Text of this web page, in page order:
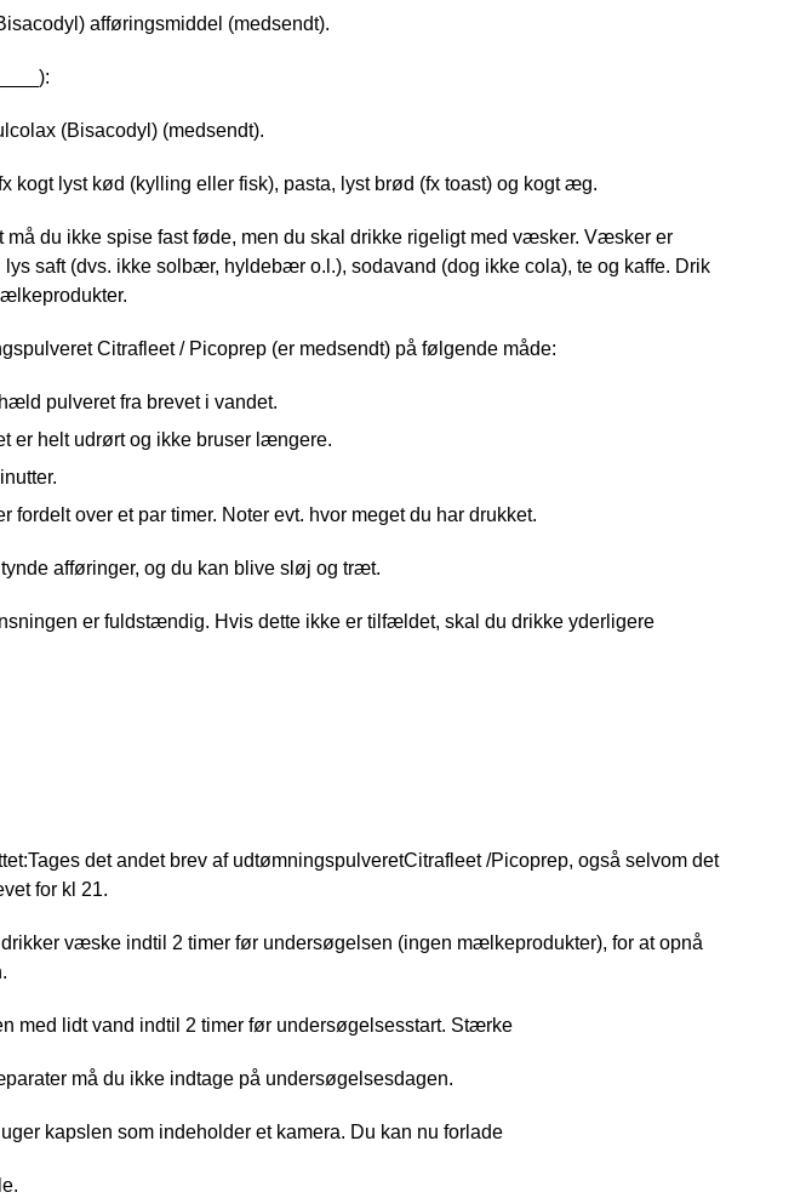
afføringsmiddel (medsendt).
(Bisacodyl) (medsendt).
kogt lyst kød (kylling eller fisk), pasta, lyst brød (fx toast) og kogt æg.
må du ikke spise fast føde, men du skal drikke rigeligt med væsker. Væsker er
saft (dvs. ikke solbær, hyldebær o.l.), sodavand (dog ikke cola), te og kaffe. Drik
Citrafleet / Picoprep (er medsendt) på følgende måde:
pulveret fra brevet i vandet.
er helt udrørt og ikke bruser længere.
fordelt over et par timer. Noter evt. hvor meget du har drukket.
afføringer, og du kan blive sløj og træt.
er fuldstændig. Hvis dette ikke er tilfældet, skal du drikke yderligere
Tages det andet brev af udtømningspulveretCitrafleet /Picoprep, også selvom det
for kl 21.
væske indtil 2 timer før undersøgelsen (ingen mælkeprodukter), for at opnå
med lidt vand indtil 2 timer før undersøgelsesstart. Stærke
må du ikke indtage på undersøgelsesdagen.
kapslen som indeholder et kamera. Du kan nu forlade